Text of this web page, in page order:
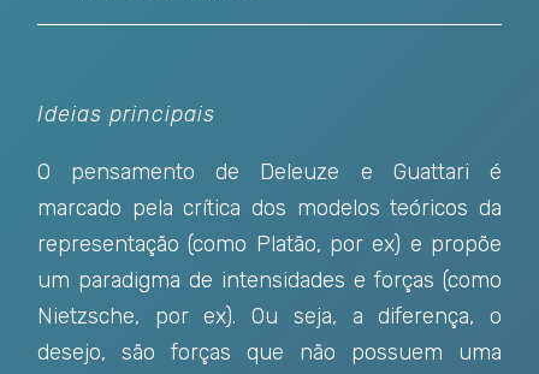
Ideias principais
O pensamento de Deleuze e Guattari é
marcado pela crítica dos modelos teóricos da
representação (como Platão, por ex) e propõe
um paradigma de intensidades e forças (como
Nietzsche, por ex). Ou seja, a diferença, o
desejo, são forças que não possuem uma